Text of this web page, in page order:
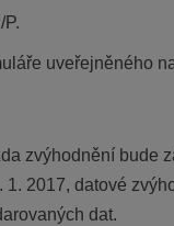
uveřejněného
zvýhodnění bude
2017, datové
dat.